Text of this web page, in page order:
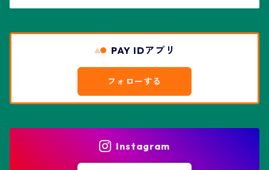
リザード・スキン兜
花園兜
エリオシケ属
パキポディウム属
フェネストラリア属
PAY IDアプリ
フォローする
Instagram